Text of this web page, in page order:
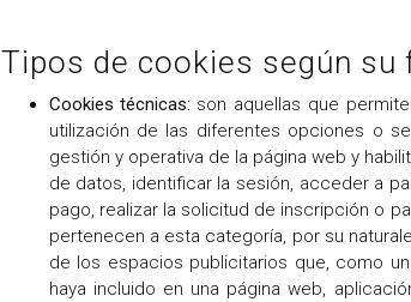
Tipos de cookies según su
Cookies técnicas: son aquellas que
utilización de las diferentes opciones o
gestión y operativa de la página web y
de datos, identificar la sesión, acceder a
pago, realizar la solicitud de inscripción o
pertenecen a esta categoría, por su
de los espacios publicitarios que, como
haya incluido en una página web,